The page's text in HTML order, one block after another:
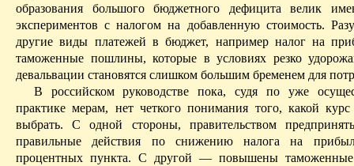
образования большого бюджетного дефицита велик
экспериментов с налогом на добавленную стоимость.
другие виды платежей в бюджет, например налог на
таможенные пошлины, которые в условиях резко
девальвации становятся слишком большим бременем для
В российском руководстве пока, судя по уже
практике мерам, нет четкого понимания того, какой курс
выбрать. С одной стороны, правительством
правильные действия по снижению налога на
процентных пункта. С другой — повышены